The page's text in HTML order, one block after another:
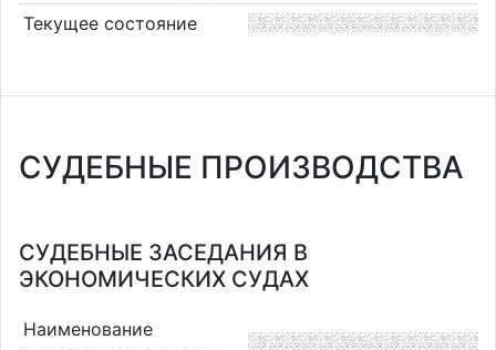
Текущее состояние
СУДЕБНЫЕ ПРОИЗВОДСТВА
СУДЕБНЫЕ ЗАСЕДАНИЯ В
ЭКОНОМИЧЕСКИХ СУДАХ
Наименование